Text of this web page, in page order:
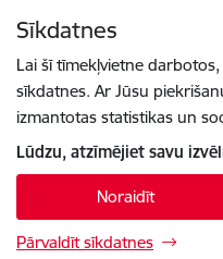
Sīkdatnes
Lai šī tīmekļvietne
sīkdatnes. Ar Jūsu
izmantotas statistikas un
Lūdzu, atzīmējiet savu
Noraidīt
Pārvaldīt sīkdatnes